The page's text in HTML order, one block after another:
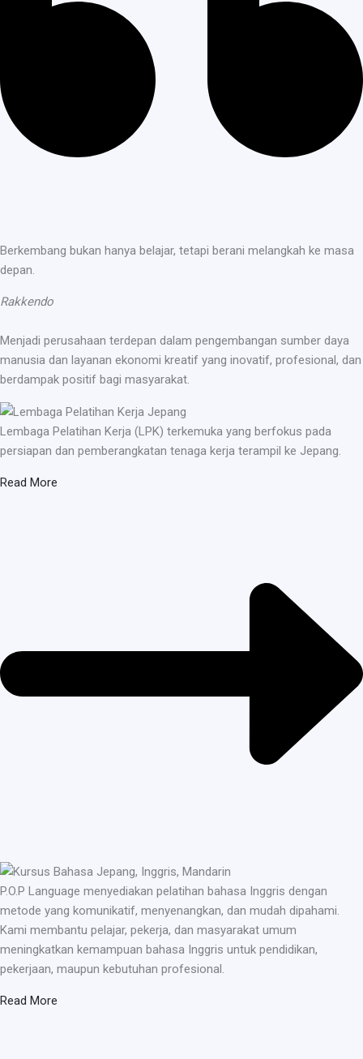
Berkembang bukan hanya belajar, tetapi berani melangkah ke masa
depan.
Rakkendo
Menjadi perusahaan terdepan dalam pengembangan sumber daya
manusia dan layanan ekonomi kreatif yang inovatif, profesional, dan
berdampak positif bagi masyarakat.
Lembaga Pelatihan Kerja (LPK) terkemuka yang berfokus pada
persiapan dan pemberangkatan tenaga kerja terampil ke Jepang.
Read More
P.O.P Language menyediakan pelatihan bahasa Inggris dengan
metode yang komunikatif, menyenangkan, dan mudah dipahami.
Kami membantu pelajar, pekerja, dan masyarakat umum
meningkatkan kemampuan bahasa Inggris untuk pendidikan,
pekerjaan, maupun kebutuhan profesional.
Read More